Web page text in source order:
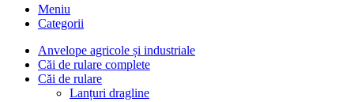
Meniu
Categorii
Anvelope agricole și industriale
Căi de rulare complete
Căi de rulare
Lanțuri dragline